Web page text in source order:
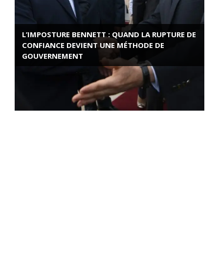
L’IMPOSTURE BENNETT : QUAND LA RUPTURE DE
CONFIANCE DEVIENT UNE MÉTHODE DE
GOUVERNEMENT
ROSE VALLAND, HEROÏNE DE LA RESISTANCE